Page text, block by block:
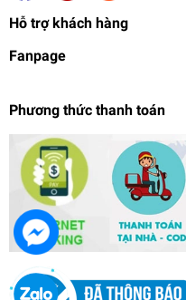
Hỗ trợ khách hàng
Fanpage
Phương thức thanh toán
Dụng cụ
130.000₫